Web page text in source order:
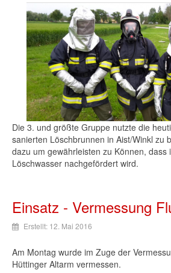
Die 3. und größte Gruppe nutzte die
sanierten Löschbrunnen in Aist/Winkl zu
dazu um gewährleisten zu Können, dass
Löschwasser nachgefördert wird.
Einsatz - Vermessung
Erstellt: 12. Mai 2016
Am Montag wurde im Zuge der
Hüttinger Altarm vermessen.